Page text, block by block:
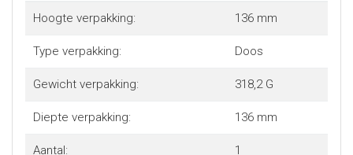
Hoogte verpakking: 136 mm
Type verpakking: Doos
Gewicht verpakking: 318,2 G
Diepte verpakking: 136 mm
Aantal: 1